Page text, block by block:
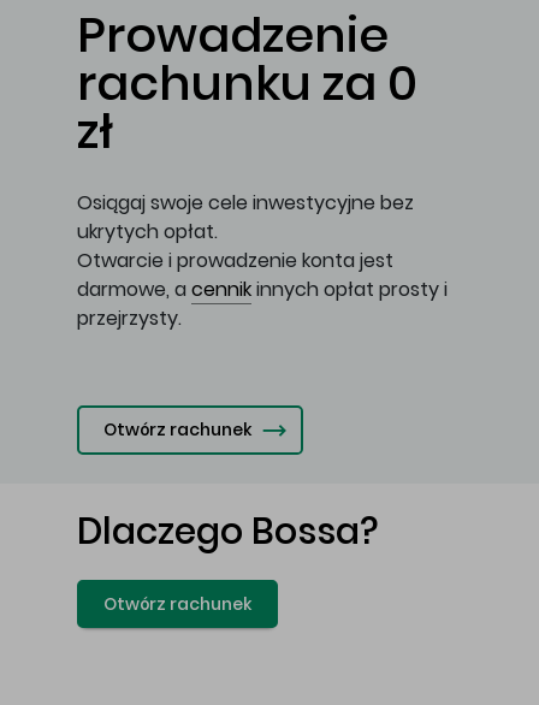
Prowadzenie
rachunku za 0
zł
Osiągaj swoje cele inwestycyjne bez
ukrytych opłat.
Otwarcie i prowadzenie konta jest
darmowe, a cennikinnych opłat prosty i
przejrzysty.
Otwórz rachunek
Dlaczego Bossa?
Otwórz rachunek